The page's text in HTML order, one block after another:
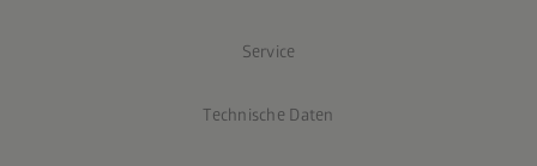
Service
Technische Daten